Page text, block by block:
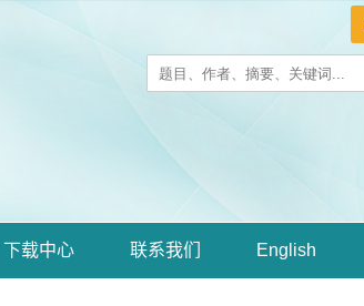
下载中心 联系我们 English